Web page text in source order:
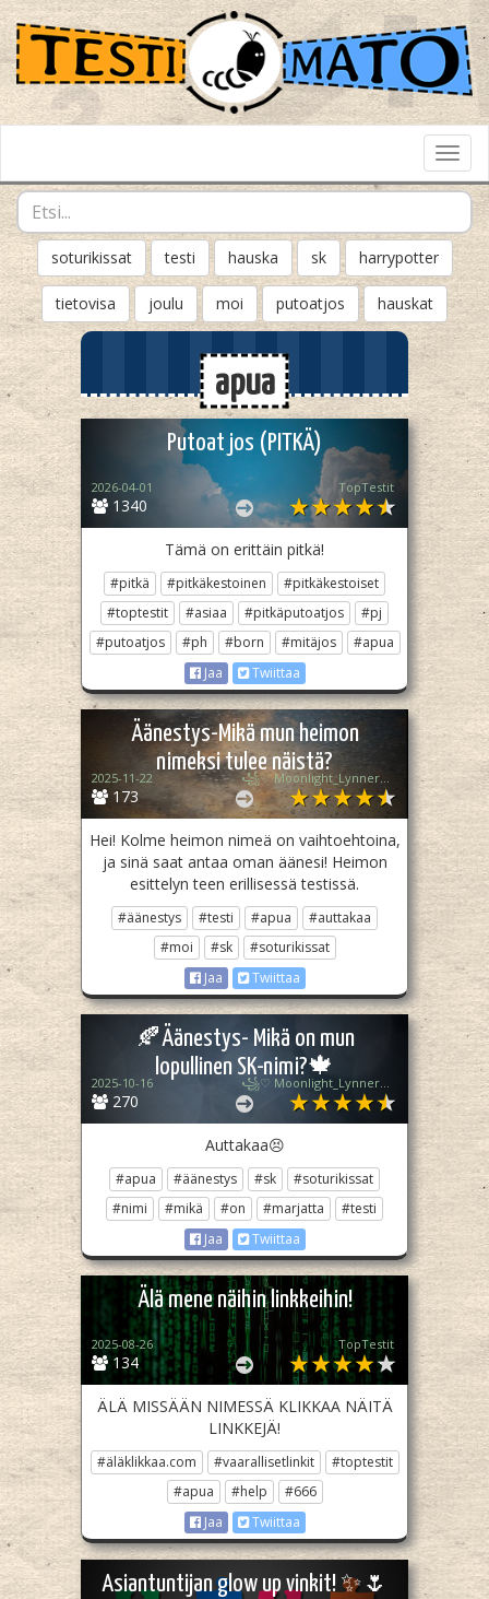
soturikissat testi hauska sk harrypotter
tietovisa joulu moi putoatjos hauskat
apua
Putoat jos (PITKÄ)
1340
2026-04-01 TopTestit
Tämä on erittäin pitkä!
#pitkä #pitkäkestoinen
#pitkäkestoiset
#toptestit
#asiaa #pitkäputoatjos
#pj
#putoatjos
#ph #born #mitäjos
#apua
Jaa
Twiittaa
Äänestys-Mikä mun heimon
nimeksi tulee näistä?
173
2025-11-22 ꧁♡ Moonlight_Lynner_Lover ♡꧂
Hei! Kolme heimon nimeä on vaihtoehtoina,
ja sinä saat antaa oman äänesi! Heimon
esittelyn teen erillisessä testissä.
#äänestys #testi #apua
#auttakaa
#moi
#sk
#soturikissat
Jaa
Twiittaa
🍂Äänestys- Mikä on mun
lopullinen SK-nimi?🍁
270
2025-10-16 ꧁♡ Moonlight_Lynner_Lover ♡꧂
Auttakaa😣
#apua #äänestys #sk
#soturikissat
#nimi
#mikä #on #marjatta
#testi
Jaa
Twiittaa
Älä mene näihin linkkeihin!
134
2025-08-26 TopTestit
ÄLÄ MISSÄÄN NIMESSÄ KLIKKAA NÄITÄ
LINKKEJÄ!
#äläklikkaa.com #vaarallisetlinkit
#toptestit
#apua
#help
#666
Jaa
Twiittaa
Asiantuntijan glow up vinkit! ✨🌷